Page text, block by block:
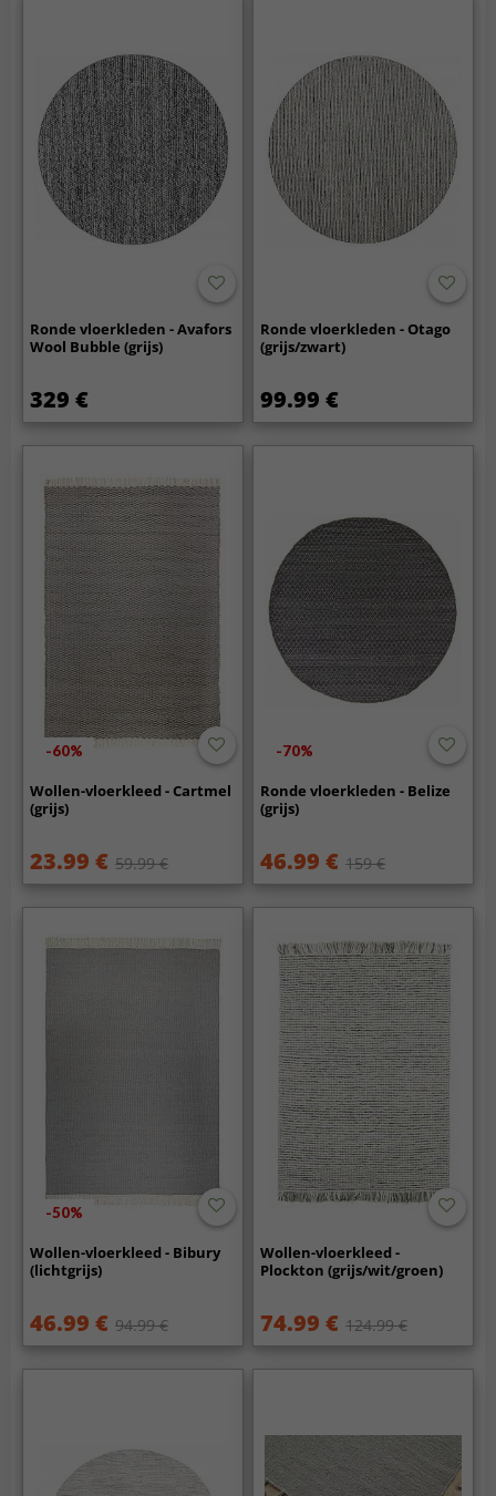
Ronde vloerkleden - Avafors
Wool Bubble (grijs)
329 €
Ronde vloerkleden - Otago
(grijs/zwart)
99.99 €
-60%
Wollen-vloerkleed - Cartmel
(grijs)
23.99 € 59.99 €
-70%
Ronde vloerkleden - Belize
(grijs)
46.99 € 159 €
-50%
Wollen-vloerkleed - Bibury
(lichtgrijs)
46.99 € 94.99 €
Wollen-vloerkleed -
Plockton (grijs/wit/groen)
74.99 € 124.99 €